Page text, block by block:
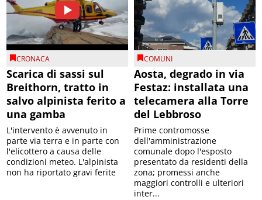
CRONACA
Scarica di sassi sul
Breithorn, tratto in
salvo alpinista ferito a
una gamba
L'intervento è avvenuto in
parte via terra e in parte con
l'elicottero a causa delle
condizioni meteo. L'alpinista
non ha riportato gravi ferite
COMUNI
Aosta, degrado in via
Festaz: installata una
telecamera alla Torre
del Lebbroso
Prime contromosse
dell'amministrazione
comunale dopo l'esposto
presentato da residenti della
zona; promessi anche
maggiori controlli e ulteriori
inter...